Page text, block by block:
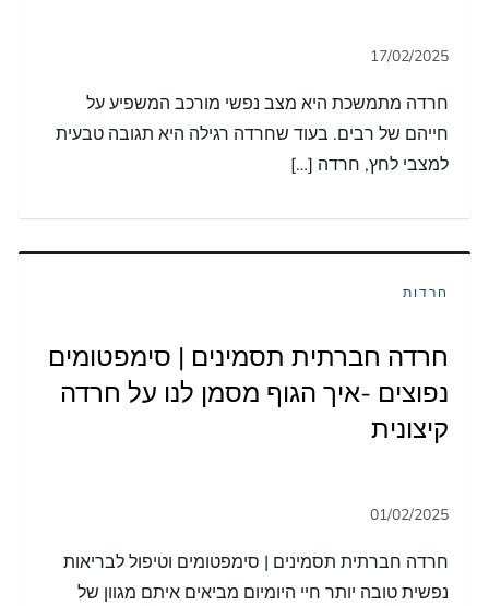
חרדה מתמשכת היא מצב נפשי מורכב המשפיע על
חייהם של רבים. בעוד שחרדה רגילה היא תגובה טבעית
למצבי לחץ, חרדה […]
חרדות
חרדה חברתית תסמינים | סימפטומים
נפוצים -איך הגוף מסמן לנו על חרדה
קיצונית
חרדה חברתית תסמינים | סימפטומים וטיפול לבריאות
נפשית טובה יותר חיי היומיום מביאים איתם מגוון של